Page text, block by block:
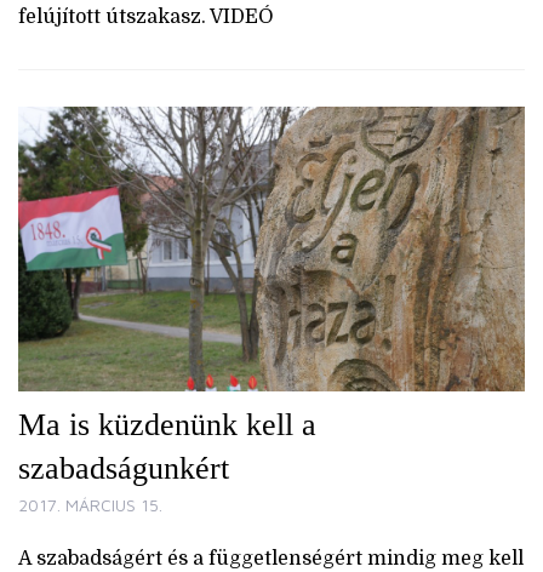
felújított útszakasz. VIDEÓ
Ma is küzdenünk kell a
szabadságunkért
2017. MÁRCIUS 15.
A szabadságért és a függetlenségért mindig meg kell